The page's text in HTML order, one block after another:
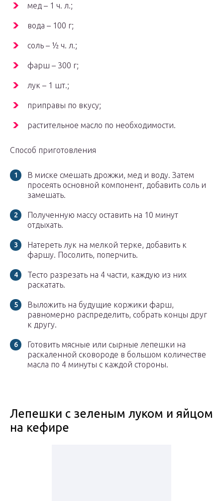
мед – 1 ч. л.;
вода – 100 г;
соль – ½ ч. л.;
фарш – 300 г;
лук – 1 шт.;
приправы по вкусу;
растительное масло по необходимости.
Способ приготовления
В миске смешать дрожжи, мед и воду. Затем
просеять основной компонент, добавить соль и
замешать.
Полученную массу оставить на 10 минут
отдыхать.
Натереть лук на мелкой терке, добавить к
фаршу. Посолить, поперчить.
Тесто разрезать на 4 части, каждую из них
раскатать.
Выложить на будущие коржики фарш,
равномерно распределить, собрать концы друг
к другу.
Готовить мясные или сырные лепешки на
раскаленной сковороде в большом количестве
масла по 4 минуты с каждой стороны.
Лепешки с зеленым луком и яйцом
на кефире